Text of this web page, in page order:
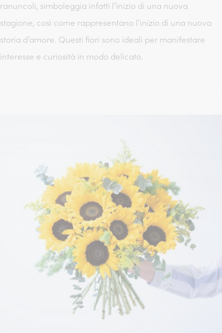
ranuncoli, simboleggia infatti l’inizio di una nuova
stagione, così come rappresentano l’inizio di una nuova
storia d’amore. Questi fiori sono ideali per manifestare
interesse e curiosità in modo delicato.